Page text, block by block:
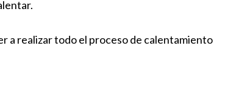
a realizar todo el proceso de calentamiento